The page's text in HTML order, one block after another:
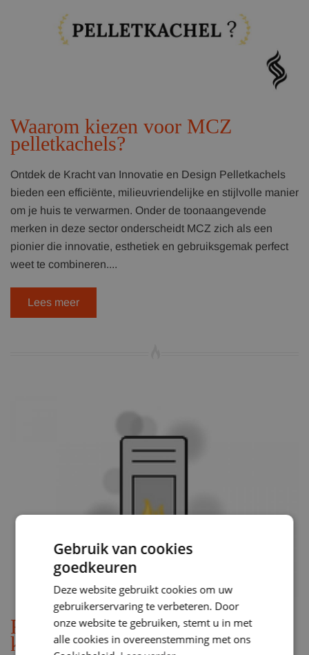
Waarom kiezen voor MCZ
pelletkachels?
Ontdek de Kracht van Innovatie en Design Pelletkachels
bieden een efficiënte, milieuvriendelijke en stijlvolle manier
om je huis te verwarmen. Onder de toonaangevende
merken in deze sector onderscheidt MCZ zich als een
pionier die innovatie, esthetiek en gebruiksgemak perfect
weet te combineren....
Lees meer
Rookontwikkeling bij nieuwe
kachel
Gebruik van cookies
goedkeuren
Deze website gebruikt cookies om uw
gebruikerservaring te verbeteren. Door
onze website te gebruiken, stemt u in met
alle cookies in overeenstemming met ons